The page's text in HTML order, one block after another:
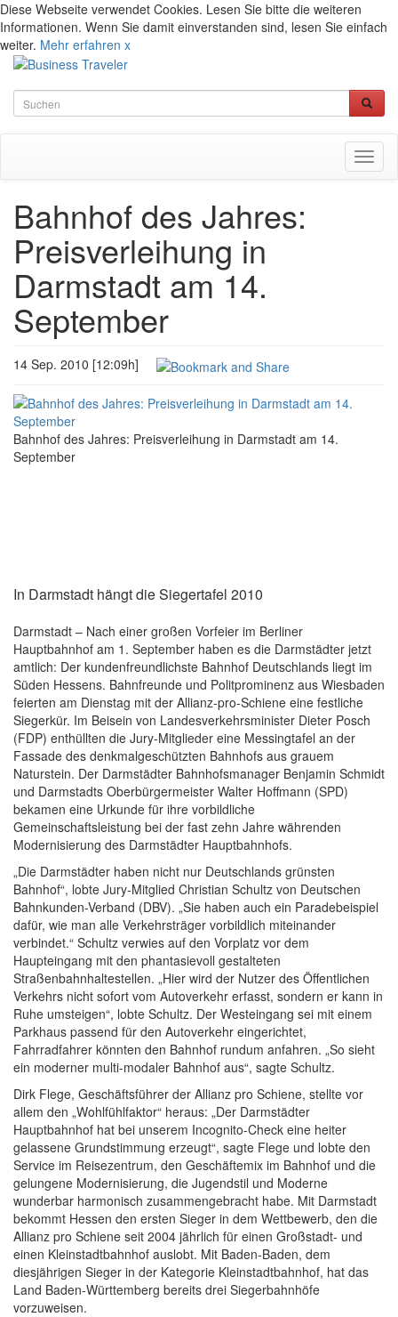
Diese Webseite verwendet Cookies. Lesen Sie bitte die weiteren
Informationen. Wenn Sie damit einverstanden sind, lesen Sie einfach
weiter. Mehr erfahren x
Bahnhof des Jahres:
Preisverleihung in
Darmstadt am 14.
September
14 Sep. 2010 [12:09h]
Bahnhof des Jahres: Preisverleihung in Darmstadt am 14.
September
In Darmstadt hängt die Siegertafel 2010
Darmstadt – Nach einer großen Vorfeier im Berliner
Hauptbahnhof am 1. September haben es die Darmstädter jetzt
amtlich: Der kundenfreundlichste Bahnhof Deutschlands liegt im
Süden Hessens. Bahnfreunde und Politprominenz aus Wiesbaden
feierten am Dienstag mit der Allianz-pro-Schiene eine festliche
Siegerkür. Im Beisein von Landesverkehrsminister Dieter Posch
(FDP) enthüllten die Jury-Mitglieder eine Messingtafel an der
Fassade des denkmalgeschützten Bahnhofs aus grauem
Naturstein. Der Darmstädter Bahnhofsmanager Benjamin Schmidt
und Darmstadts Oberbürgermeister Walter Hoffmann (SPD)
bekamen eine Urkunde für ihre vorbildliche
Gemeinschaftsleistung bei der fast zehn Jahre währenden
Modernisierung des Darmstädter Hauptbahnhofs.
„Die Darmstädter haben nicht nur Deutschlands grünsten
Bahnhof“, lobte Jury-Mitglied Christian Schultz von Deutschen
Bahnkunden-Verband (DBV). „Sie haben auch ein Paradebeispiel
dafür, wie man alle Verkehrsträger vorbildlich miteinander
verbindet.“ Schultz verwies auf den Vorplatz vor dem
Haupteingang mit den phantasievoll gestalteten
Straßenbahnhaltestellen. „Hier wird der Nutzer des Öffentlichen
Verkehrs nicht sofort vom Autoverkehr erfasst, sondern er kann in
Ruhe umsteigen“, lobte Schultz. Der Westeingang sei mit einem
Parkhaus passend für den Autoverkehr eingerichtet,
Fahrradfahrer könnten den Bahnhof rundum anfahren. „So sieht
ein moderner multi-modaler Bahnhof aus“, sagte Schultz.
Dirk Flege, Geschäftsführer der Allianz pro Schiene, stellte vor
allem den „Wohlfühlfaktor“ heraus: „Der Darmstädter
Hauptbahnhof hat bei unserem Incognito-Check eine heiter
gelassene Grundstimmung erzeugt“, sagte Flege und lobte den
Service im Reisezentrum, den Geschäftemix im Bahnhof und die
gelungene Modernisierung, die Jugendstil und Moderne
wunderbar harmonisch zusammengebracht habe. Mit Darmstadt
bekommt Hessen den ersten Sieger in dem Wettbewerb, den die
Allianz pro Schiene seit 2004 jährlich für einen Großstadt- und
einen Kleinstadtbahnhof auslobt. Mit Baden-Baden, dem
diesjährigen Sieger in der Kategorie Kleinstadtbahnhof, hat das
Land Baden-Württemberg bereits drei Siegerbahnhöfe
vorzuweisen.